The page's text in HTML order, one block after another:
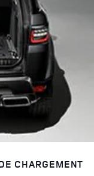
CHARGEMENT